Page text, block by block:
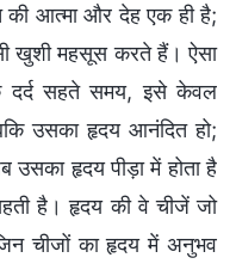
आत्मा और देह एक ही है;
खुशी महसूस करते हैं। ऐसा
दर्द सहते समय, इसे केवल
उसका हृदय आनंदित हो;
हृदय पीड़ा में होता है
है। हृदय की वे चीजें जो
चीजों का हृदय में अनुभव